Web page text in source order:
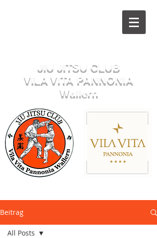
JIU JITSU CLUB
VILA VITA PANNONIA
Wallern
Beitrag
All Posts